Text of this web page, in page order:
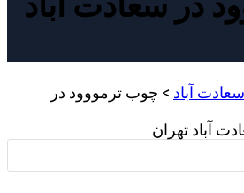
سعادت آباد > چوب ترمووود در